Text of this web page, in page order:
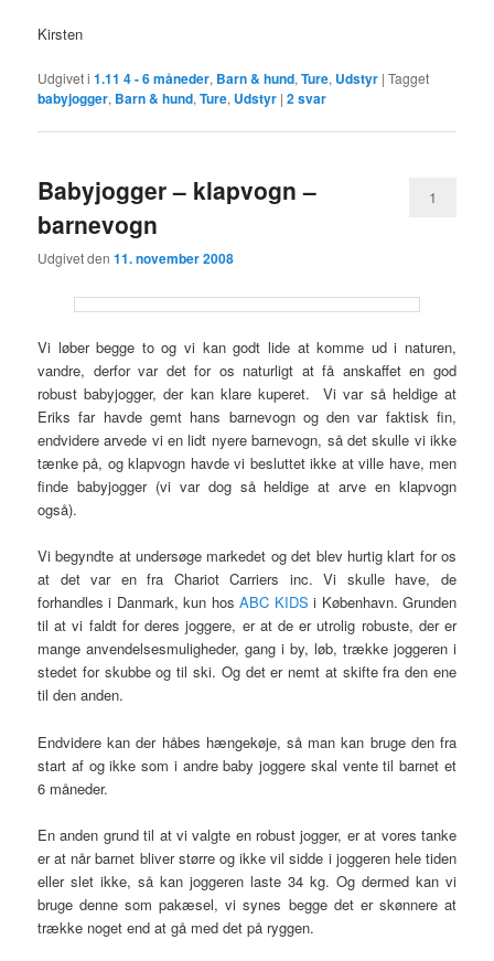
Kirsten
Udgivet i 1.11 4 - 6 måneder, Barn & hund,Ture, Udstyr |Tagget
babyjogger, Barn & hund,Ture, Udstyr |2svar
Babyjogger – klapvogn –
barnevogn
Udgivet den11. november 2008
1
Vi løber begge to og vi kan godt lide at komme ud i naturen,
vandre, derfor var det for os naturligt at få anskaffet en god
robust babyjogger, der kan klare kuperet. Vi var så heldige at
Eriks far havde gemt hans barnevogn og den var faktisk fin,
endvidere arvede vi en lidt nyere barnevogn, så det skulle vi ikke
tænke på, og klapvogn havde vi besluttet ikke at ville have, men
finde babyjogger (vi var dog så heldige at arve en klapvogn
også).
Vi begyndte at undersøge markedet og det blev hurtig klart for os
at det var en fra Chariot Carriers inc. Vi skulle have, de
forhandles i Danmark, kun hosABC KIDS i København. Grunden
til at vi faldt for deres joggere, er at de er utrolig robuste, der er
mange anvendelsesmuligheder, gang i by, løb, trække joggeren i
stedet for skubbe og til ski. Og det er nemt at skifte fra den ene
til den anden.
Endvidere kan der håbes hængekøje, så man kan bruge den fra
start af og ikke som i andre baby joggere skal vente til barnet et
6 måneder.
En anden grund til at vi valgte en robust jogger, er at vores tanke
er at når barnet bliver større og ikke vil sidde i joggeren hele tiden
eller slet ikke, så kan joggeren laste 34 kg. Og dermed kan vi
bruge denne som pakæsel, vi synes begge det er skønnere at
trække noget end at gå med det på ryggen.